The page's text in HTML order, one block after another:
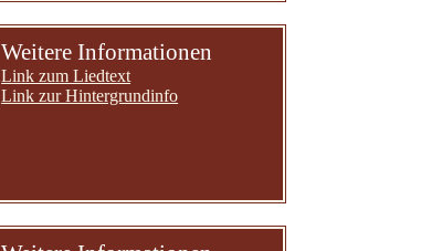
Weitere Informationen
Link zum Liedtext
Link zur Hintergrundinfo